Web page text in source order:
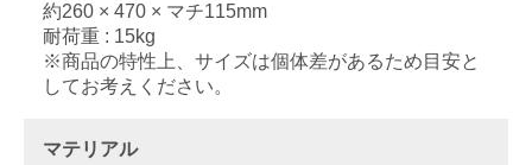
約260 × 470 × マチ115mm
耐荷重 : 15kg
※商品の特性上、サイズは個体差があるため目安と
してお考えください。
マテリアル